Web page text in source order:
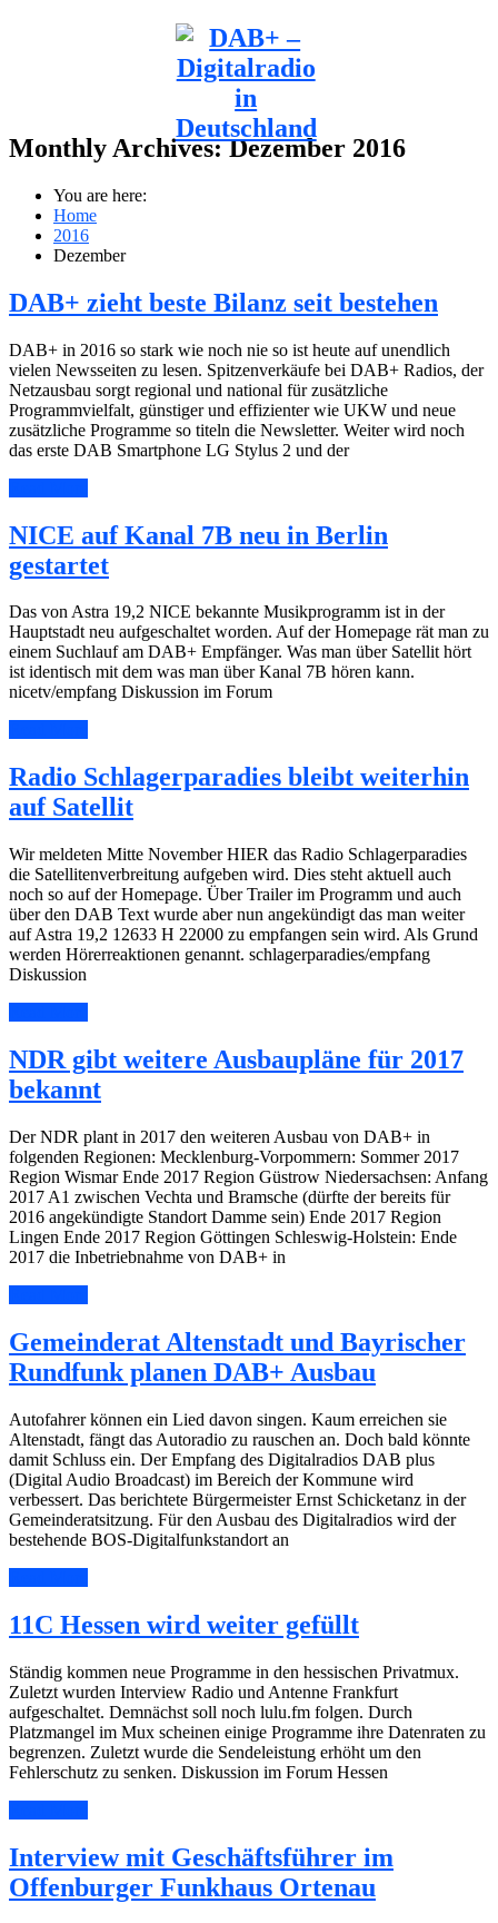
Monthly Archives:Dezember 2016
You are here:
Home
2016
Dezember
DAB+ zieht beste Bilanz seit bestehen
DAB+ in 2016 so stark wie noch nie so ist heute auf unendlich
vielen Newsseiten zu lesen. Spitzenverkäufe bei DAB+ Radios, der
Netzausbau sorgt regional und national für zusätzliche
Programmvielfalt, günstiger und effizienter wie UKW und neue
zusätzliche Programme so titeln die Newsletter. Weiter wird noch
das erste DAB Smartphone LG Stylus 2 und der
NICE auf Kanal 7B neu in Berlin
gestartet
Das von Astra 19,2 NICE bekannte Musikprogramm ist in der
Hauptstadt neu aufgeschaltet worden. Auf der Homepage rät man zu
einem Suchlauf am DAB+ Empfänger. Was man über Satellit hört
ist identisch mit dem was man über Kanal 7B hören kann.
nicetv/empfang Diskussion im Forum
Radio Schlagerparadies bleibt weiterhin
auf Satellit
Wir meldeten Mitte November HIER das Radio Schlagerparadies
die Satellitenverbreitung aufgeben wird. Dies steht aktuell auch
noch so auf der Homepage. Über Trailer im Programm und auch
über den DAB Text wurde aber nun angekündigt das man weiter
auf Astra 19,2 12633 H 22000 zu empfangen sein wird. Als Grund
werden Hörerreaktionen genannt. schlagerparadies/empfang
Diskussion
NDR gibt weitere Ausbaupläne für 2017
bekannt
Der NDR plant in 2017 den weiteren Ausbau von DAB+ in
folgenden Regionen: Mecklenburg-Vorpommern: Sommer 2017
Region Wismar Ende 2017 Region Güstrow Niedersachsen: Anfang
2017 A1 zwischen Vechta und Bramsche (dürfte der bereits für
2016 angekündigte Standort Damme sein) Ende 2017 Region
Lingen Ende 2017 Region Göttingen Schleswig-Holstein: Ende
2017 die Inbetriebnahme von DAB+ in
Gemeinderat Altenstadt und Bayrischer
Rundfunk planen DAB+ Ausbau
Autofahrer können ein Lied davon singen. Kaum erreichen sie
Altenstadt, fängt das Autoradio zu rauschen an. Doch bald könnte
damit Schluss ein. Der Empfang des Digitalradios DAB plus
(Digital Audio Broadcast) im Bereich der Kommune wird
verbessert. Das berichtete Bürgermeister Ernst Schicketanz in der
Gemeinderatsitzung. Für den Ausbau des Digitalradios wird der
bestehende BOS-Digitalfunkstandort an
11C Hessen wird weiter gefüllt
Ständig kommen neue Programme in den hessischen Privatmux.
Zuletzt wurden Interview Radio und Antenne Frankfurt
aufgeschaltet. Demnächst soll noch lulu.fm folgen. Durch
Platzmangel im Mux scheinen einige Programme ihre Datenraten zu
begrenzen. Zuletzt wurde die Sendeleistung erhöht um den
Fehlerschutz zu senken. Diskussion im Forum Hessen
Interview mit Geschäftsführer im
Offenburger Funkhaus Ortenau